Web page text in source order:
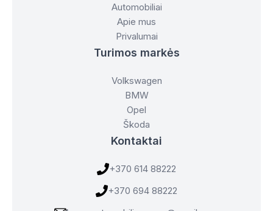
Automobiliai
Apie mus
Privalumai
Turimos markės
Volkswagen
BMW
Opel
Škoda
Kontaktai
+370 614 88222
+370 694 88222